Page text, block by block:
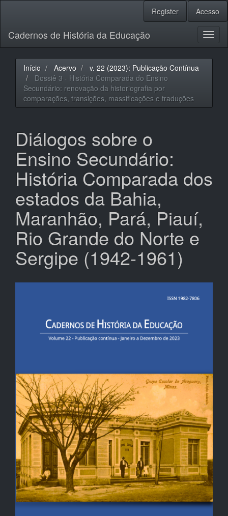
principal
Barra
Lateral
Register Acesso
Cadernos de História da Educação
Início Acervo
v. 22 (2023): Publicação Contínua
Dossiê 3 - História Comparada do Ensino
Secundário: renovação da historiografia por
comparações, transições, massificações e traduções
Diálogos sobre o
Ensino Secundário:
História Comparada dos
estados da Bahia,
Maranhão, Pará, Piauí,
Rio Grande do Norte e
Sergipe (1942-1961)
artigos